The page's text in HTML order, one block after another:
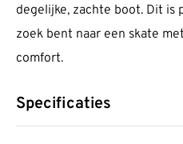
degelijke, zachte boot. Dit is
zoek bent naar een skate
comfort.
Specificaties